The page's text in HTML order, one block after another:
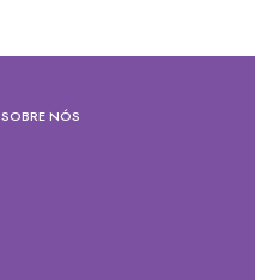
SOBRE NÓS